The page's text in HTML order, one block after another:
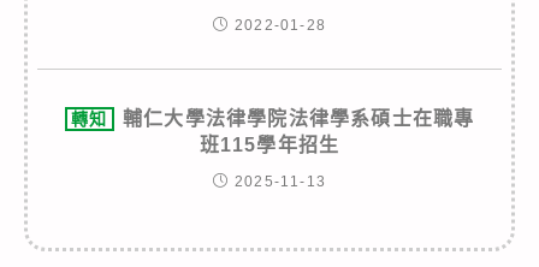
2022-01-28
轉知
輔仁大學法律學院法律學系碩士在職專
班115學年招生
2025-11-13